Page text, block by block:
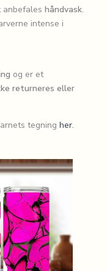
anbefales håndvask.
intense i
og er et
returneres eller
tegning her.